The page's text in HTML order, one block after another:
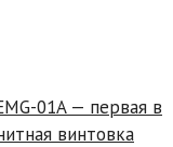
01A — первая в
винтовка